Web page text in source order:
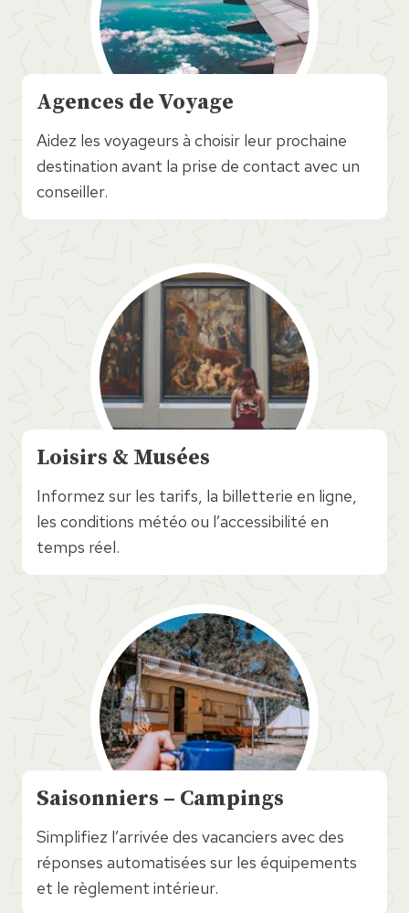
Agences de Voyage
Aidez les voyageurs à choisir leur prochaine
destination avant la prise de contact avec un
conseiller.
Loisirs & Musées
Informez sur les tarifs, la billetterie en ligne,
les conditions météo ou l’accessibilité en
temps réel.
Saisonniers – Campings
Simplifiez l’arrivée des vacanciers avec des
réponses automatisées sur les équipements
et le règlement intérieur.